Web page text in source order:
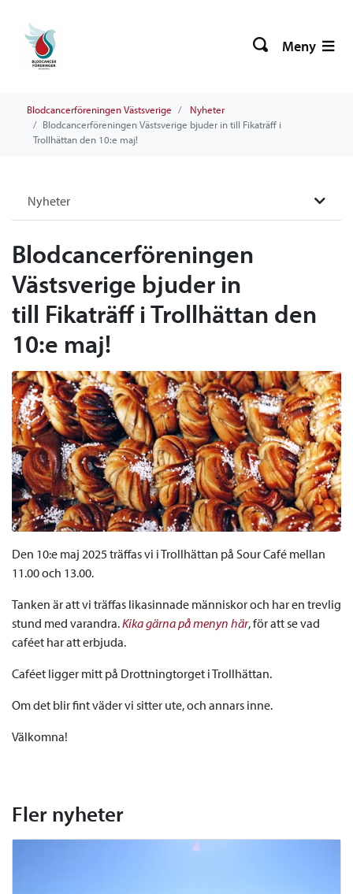
Meny
Blodcancerföreningen Västsverige
Nyheter
Blodcancerföreningen Västsverige bjuder in till Fikaträff i
Trollhättan den 10:e maj!
Nyheter
Blodcancerföreningen
Västsverige bjuder in
till Fikaträff i Trollhättan den
10:e maj!
Den 10:e maj 2025 träffas vi i Trollhättan på Sour Café mellan
11.00 och 13.00.
Tanken är att vi träffas likasinnade människor och har en trevlig
stund med varandra.Kika gärna på menyn här, för att se vad
caféet har att erbjuda.
Caféet ligger mitt på Drottningtorget i Trollhättan.
Om det blir fint väder vi sitter ute, och annars inne.
Välkomna!
Fler nyheter